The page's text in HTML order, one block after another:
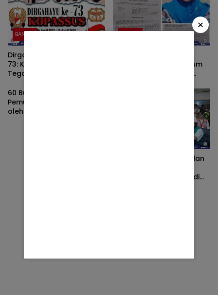
BANTEN
Dirgahayu Kopassus ke-
73: Ksatria Tanah Air,
Tegap dalam Pengabdian
BANTEN
serang sampaikan visum
60 Bus Angkut 2.992
Pemudik Gratis dilepas
oleh Forkopimda Kota
Menhub, Kakorlantas dan
Tinjau Kesiapan Mudik di
×